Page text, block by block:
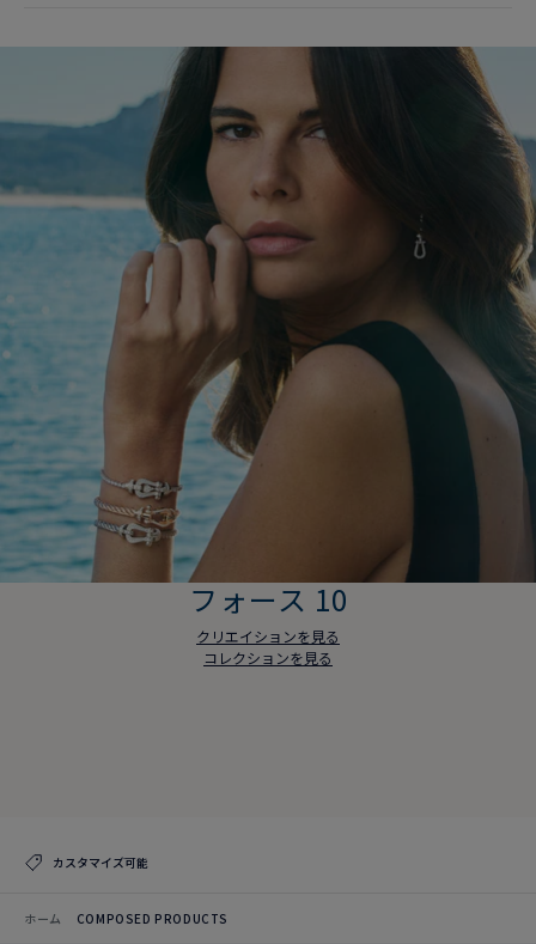
フォース 10
クリエイションを見る
コレクションを見る
カスタマイズ可能
ホーム COMPOSED PRODUCTS